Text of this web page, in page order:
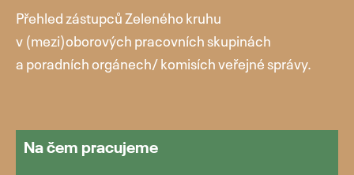
Přejít
Přehled zástupců Zeleného kruhu
v (mezi)oborových pracovních skupinách
a poradních orgánech/ komisích veřejné správy.
Na čem pracujeme